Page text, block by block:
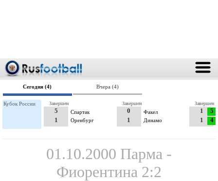
Сегодня (4) Вчера (4)
Кубок России
Спартак
5
1
Оренбург
Завершен
Факел
0
1
Динамо
Завершен
1
1
5
4
Завершен
01.10.2000 Парма -
Фиорентина 2:2